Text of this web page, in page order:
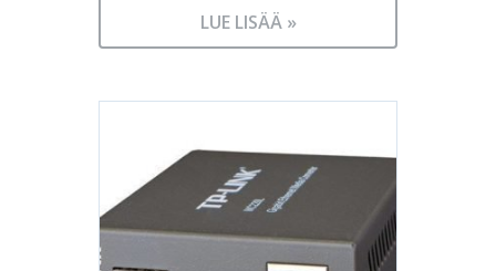
LUE LISÄÄ »